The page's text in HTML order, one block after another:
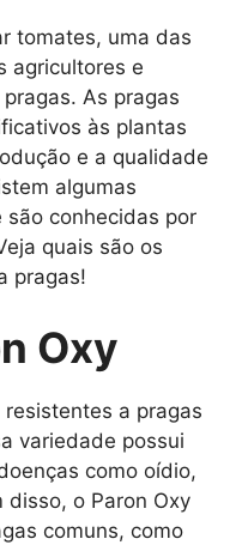
tomates, uma das
agricultores e
As pragas
às plantas
e a qualidade
algumas
conhecidas por
quais são os
pragas!
Oxy
a pragas
variedade possui
como oídio,
o Paron Oxy
comuns, como